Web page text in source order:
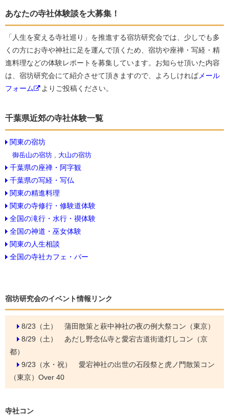
あなたの寺社体験談を大募集！
「人生を変える寺社巡り」を推進する宿坊研究会では、少しでも多
くの方にお寺や神社に足を運んで頂くため、宿坊や座禅・写経・精
進料理などの体験レポートを募集しています。お知らせ頂いた内容
は、宿坊研究会にて紹介させて頂きますので、よろしければメール
フォーム
よりご投稿ください。
千葉県近郊の寺社体験一覧
関東の宿坊
御岳山の宿坊 , 大山の宿坊
千葉県の座禅・阿字観
千葉県の写経・写仏
関東の精進料理
関東の寺修行・修験道体験
全国の滝行・水行・禊体験
全国の神道・巫女体験
関東の人生相談
全国の寺社カフェ・バー
宿坊研究会のイベント情報リンク
8/23（土） 蒲田散策と萩中神社の夜の例大祭コン（東京）
8/29（土） あだし野念仏寺と愛宕古道街道灯しコン（京
都）
9/23（水・祝） 愛宕神社の出世の石段祭と虎ノ門散策コン
（東京）Over 40
寺社コン